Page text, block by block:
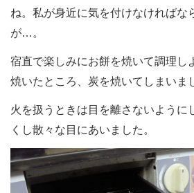
ね。私が身近に気を付けなければな
が…。
宿直で楽しみにお餅を焼いて調理し
焼いたところ、炭を焼いてしまいま
火を扱うときは目を離さないように
くし散々な目にあいました。